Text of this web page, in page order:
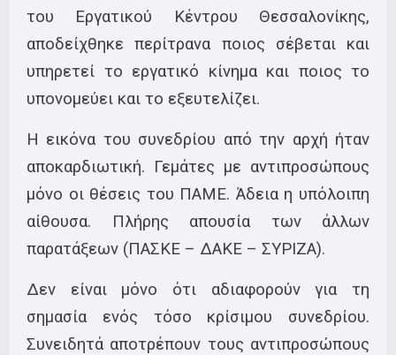
του Εργατικού Κέντρου Θεσσαλονίκης,
αποδείχθηκε περίτρανα ποιος σέβεται και
υπηρετεί το εργατικό κίνημα και ποιος το
υπονομεύει και το εξευτελίζει.
Η εικόνα του συνεδρίου από την αρχή ήταν
αποκαρδιωτική. Γεμάτες με αντιπροσώπους
μόνο οι θέσεις του ΠΑΜΕ. Άδεια η υπόλοιπη
αίθουσα. Πλήρης απουσία των άλλων
παρατάξεων (ΠΑΣΚΕ – ΔΑΚΕ – ΣΥΡΙΖΑ).
Δεν είναι μόνο ότι αδιαφορούν για τη
σημασία ενός τόσο κρίσιμου συνεδρίου.
Συνειδητά αποτρέπουν τους αντιπροσώπους